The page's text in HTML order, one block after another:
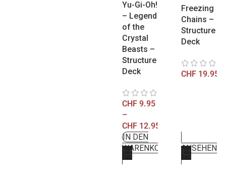
Yu-Gi-Oh!
– Legend
of the
Crystal
Beasts –
Structure
Deck
CHF 9.95
–
CHF 12.95
IN DEN
WARENKORB
Freezing
Chains –
Structure
Deck
CHF 19.95
ANSEHEN